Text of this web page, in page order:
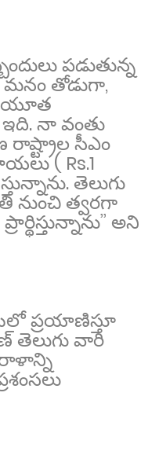
పడుతున్న
మనం తోడుగా,
నా వంతు
సీఎం
( Rs.1
తెలుగు
నుంచి త్వరగా
అని
ప్ర‌యాణిస్తూ
వారి